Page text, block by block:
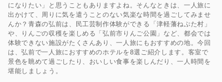
になりたい」と思うこともありますよね。そんなときは、一人旅に
出かけて、周りに気を遣うことのない気楽な時間を過ごしてみませ
んか？青森の弘前は、民工芸制作体験ができる「津軽藩ねぷた村」
や、りんごの収穫を楽しめる「弘前市りんご公園」など、都会では
体験できない施設がたくさんあり、一人旅にもおすすめの地。今回
は、弘前で一人旅におすすめのホテルを8選ご紹介します。客室で
景色を眺めて過ごしたり、おいしい食事を楽しんだり、一人時間を
堪能しましょう。